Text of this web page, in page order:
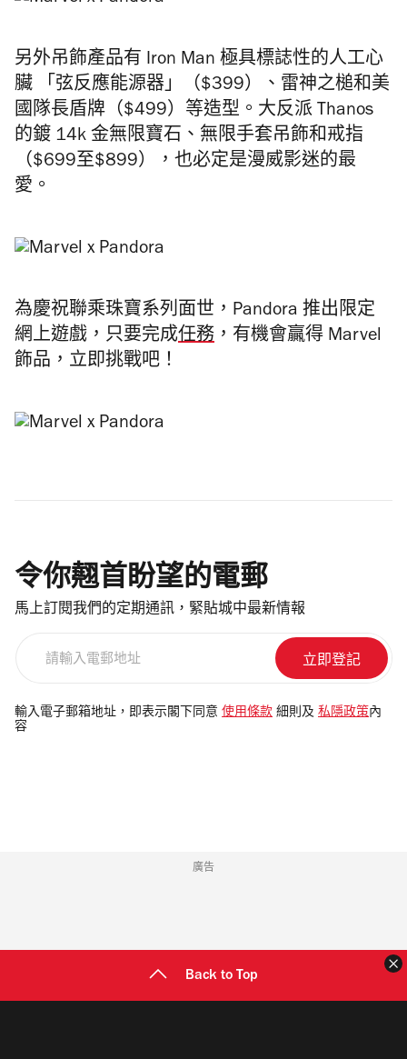
另外吊飾產品有 Iron Man 極具標誌性的人工心
臟 「弦反應能源器」（$399）、雷神之槌和美
國隊長盾牌（$499）等造型。大反派 Thanos
的鍍 14k 金無限寶石、無限手套吊飾和戒指
（$699至$899），也必定是漫威影迷的最
愛。
為慶祝聯乘珠寶系列面世，Pandora 推出限定
網上遊戲，只要完成任務 ，有機會贏得 Marvel
飾品，立即挑戰吧！
令你翹首盼望的電郵
馬上訂閱我們的定期通訊，緊貼城中最新情報
電
郵
輸入電子郵箱地址，即表示閣下同意 使用條款 細則及 私隱政策 內
容
廣告
Back to Top